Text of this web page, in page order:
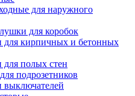
для наружного
для коробок
для кирпичных и бетонных
для полых стен
подрозетников
выключателей